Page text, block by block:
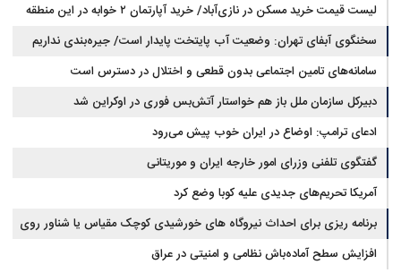
مجلس: بیانیه‌ای شامل تصحیح مسیر تردد دریایی در تنگه، در آستانه نهایی شدن
است
لیست قیمت خرید مسکن در نازی‌آباد/ خرید آپارتمان ۲ خوابه در این منطقه
چقدر سرمایه نیاز دارد؟ + جدول مردادماه ۱۴۰۵
سخنگوی آبفای تهران: وضعیت آب پایتخت پایدار است/ جیره‌بندی نداریم
سامانه‌های تامین اجتماعی بدون قطعی و اختلال در دسترس است
دبیرکل سازمان ملل باز هم خواستار آتش‌بس فوری در اوکراین شد
ادعای ترامپ: اوضاع در ایران خوب پیش می‌رود
گفتگوی تلفنی وزرای امور خارجه ایران و موریتانی
آمریکا تحریم‌های جدیدی علیه کوبا وضع کرد
برنامه ریزی برای احداث نیروگاه های خورشیدی کوچک مقیاس یا شناور روی
آب در مازندران
افزایش سطح آماده‌باش نظامی و امنیتی در عراق